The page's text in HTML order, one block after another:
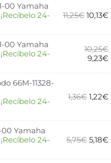
00 Yamaha
24-
11,25€ 10,13€
00 Yamaha
24-
10,25€
9,23€
66M-11328-
24-
1,36€ 1,22€
00 Yamaha
24-
5,75€ 5,18€